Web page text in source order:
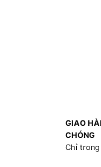
GIAO
CHÓNG
Chỉ